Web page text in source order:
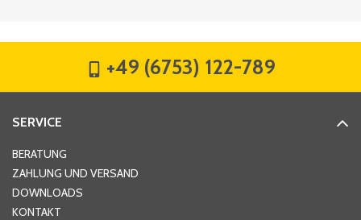
Hausnummer
+49 (6753) 122-789
SERVICE
BERATUNG
ZAHLUNG UND VERSAND
DOWNLOADS
KONTAKT